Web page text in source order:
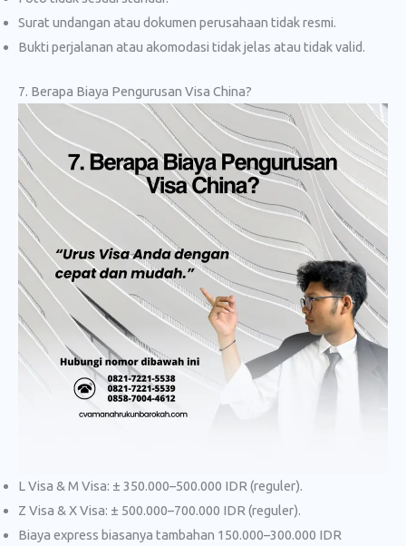
Surat undangan atau dokumen perusahaan tidak resmi.
Bukti perjalanan atau akomodasi tidak jelas atau tidak valid.
7. Berapa Biaya Pengurusan Visa China?
L Visa & M Visa: ± 350.000–500.000 IDR (reguler).
Z Visa & X Visa: ± 500.000–700.000 IDR (reguler).
Biaya express biasanya tambahan 150.000–300.000 IDR